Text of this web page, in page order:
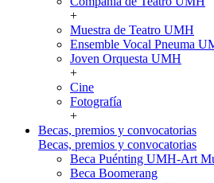
+
Muestra de Teatro UMH
Ensemble Vocal Pneuma
Joven Orquesta UMH
+
Cine
Fotografía
+
Becas, premios y convocatorias
Becas, premios y convocatorias
Beca Puénting UMH-Art
Beca Boomerang